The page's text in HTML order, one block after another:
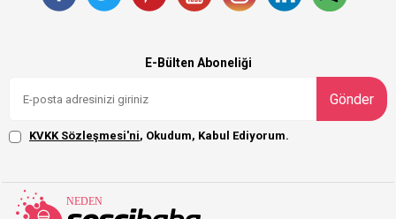
E-Bülten Aboneliği
Gönder
KVKK Sözleşmesi'ni, Okudum, Kabul Ediyorum.